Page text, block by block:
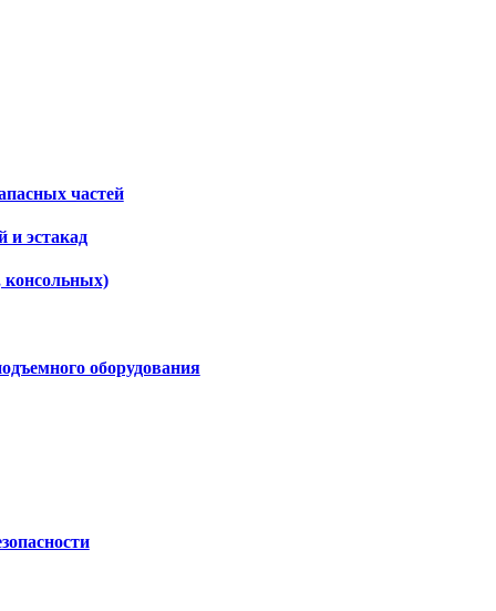
частей
и эстакад
консольных)
оборудования